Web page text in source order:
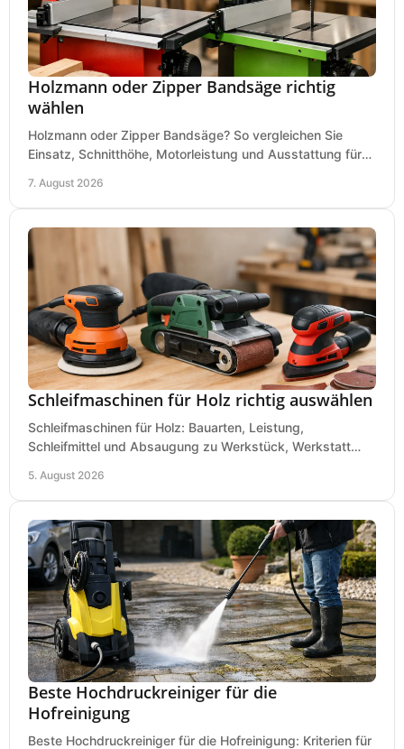
Holzmann oder Zipper Bandsäge richtig
wählen
Holzmann oder Zipper Bandsäge? So vergleichen Sie
Einsatz, Schnitthöhe, Motorleistung und Ausstattung für
7. August 2026
Schleifmaschinen für Holz richtig auswählen
Schleifmaschinen für Holz: Bauarten, Leistung,
Schleifmittel und Absaugung zu Werkstück, Werkstatt
5. August 2026
Beste Hochdruckreiniger für die
Hofreinigung
Beste Hochdruckreiniger für die Hofreinigung: Kriterien für